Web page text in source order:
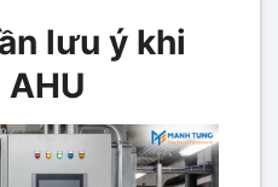
lưu ý khi